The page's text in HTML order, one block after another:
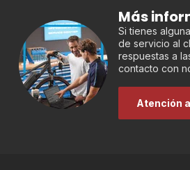
Más
Si tienes
de servicio al
respuestas a
contacto con
Atención